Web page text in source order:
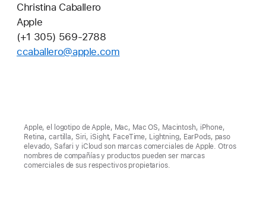
Christina Caballero
Apple
(+1 305) 569-2788
ccaballero@apple.com
Apple, el logotipo de Apple, Mac, Mac OS, Macintosh, iPhone,
Retina, cartilla, Siri, iSight, FaceTime, Lightning, EarPods, paso
elevado, Safari y iCloud son marcas comerciales de Apple. Otros
nombres de compañías y productos pueden ser marcas
comerciales de sus respectivos propietarios.